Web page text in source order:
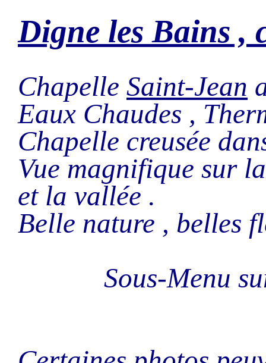
Digne les Bains ,
Chapelle Saint-Jean
Eaux Chaudes ,
Chapelle creusée
Vue magnifique sur
et la vallée .
Belle nature , belles
Sous-Menu